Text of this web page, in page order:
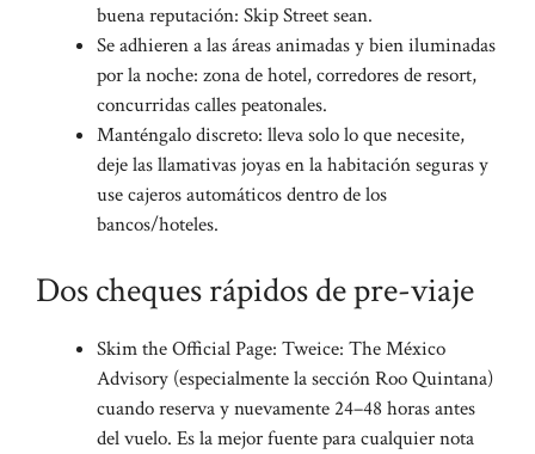
buena reputación: Skip Street sean.
Se adhieren a las áreas animadas y bien iluminadas
por la noche: zona de hotel, corredores de resort,
concurridas calles peatonales.
Manténgalo discreto: lleva solo lo que necesite,
deje las llamativas joyas en la habitación seguras y
use cajeros automáticos dentro de los
bancos/hoteles.
Dos cheques rápidos de pre-viaje
Skim the Official Page: Tweice: The México
Advisory (especialmente la sección Roo Quintana)
cuando reserva y nuevamente 24–48 horas antes
del vuelo. Es la mejor fuente para cualquier nota